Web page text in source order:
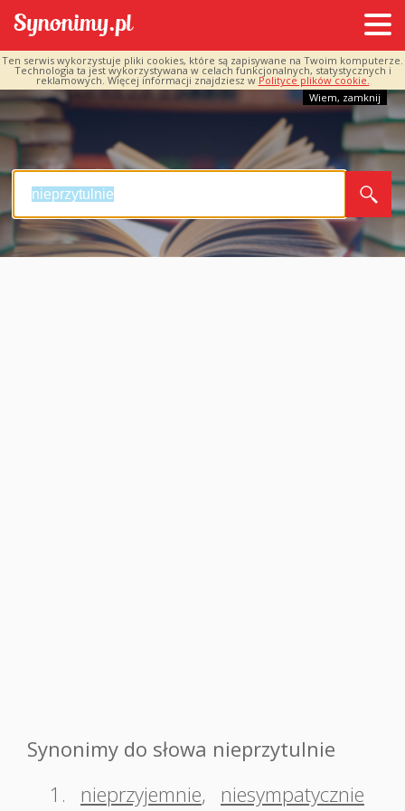
Ten serwis wykorzystuje pliki cookies, które są zapisywane na Twoim komputerze.
Technologia ta jest wykorzystywana w celach funkcjonalnych, statystycznych i
reklamowych. Więcej informacji znajdziesz w Polityce plików cookie.
Wiem, zamknij
Synonimy do słowa nieprzytulnie
1.
nieprzyjemnie, niesympatycznie